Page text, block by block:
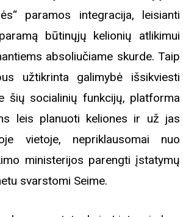
paramos integracija, leisianti
būtinųjų kelionių atlikimui
absoliučiame skurde. Taip
užtikrinta galimybė išsikviesti
šių socialinių funkcijų, platforma
leis planuoti keliones ir už jas
vietoje, nepriklausomai nuo
ministerijos parengti įstatymų
svarstomi Seime.